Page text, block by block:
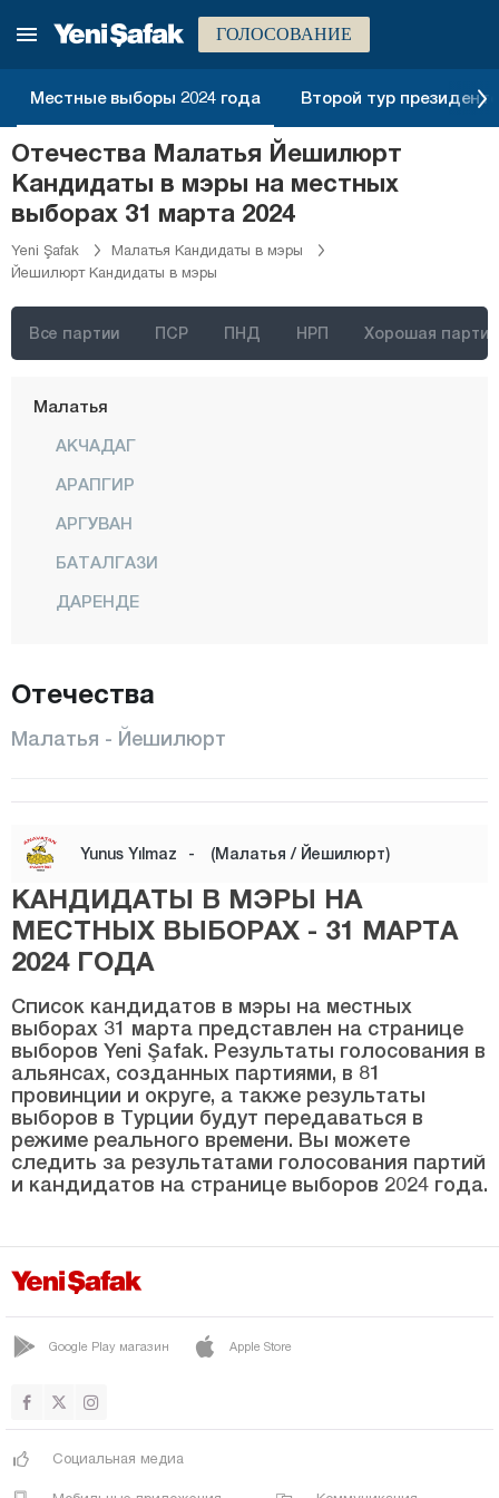
ГОЛОСОВАНИЕ
Местные выборы 2024 года Второй тур
Отечества Малатья Йешилюрт
Кандидаты в мэры на местных
выборах 31 марта 2024
Yeni Şafak
Малатья Кандидаты в мэры
Йешилюрт Кандидаты в мэры
Все партии ПСР ПНД НРП Хорошая партия
Кастамону
Килис
Кырыккале
Кыркларэли
Кыршехир
Коджаэли
Кютахья
Малатья
АКЧАДАГ
АРАПГИР
АРГУВАН
БАТАЛГАЗИ
ДАРЕНДЕ
ЙЕШИЛЮРТ
Маниса
Мардин
Мерсин
Мугла
Муш
Невшехир
Нигде
Османие
Ризе
Сакарья
Самсун
Шанлыурфа
Сиирт
Отечества
Малатья - Йешилюрт
Yunus Yılmaz - (Малатья / Йешилюрт)
КАНДИДАТЫ В МЭРЫ НА
МЕСТНЫХ ВЫБОРАХ - 31 МАРТА
2024 ГОДА
Список кандидатов в мэры на местных
выборах 31 марта представлен на странице
выборов Yeni Şafak. Результаты голосования в
альянсах, созданных партиями, в 81
провинции и округе, а также результаты
выборов в Турции будут передаваться в
режиме реального времени. Вы можете
следить за результатами голосования партий
и кандидатов на странице выборов 2024 года.
Google Play магазин Apple Store
Социальная медиа